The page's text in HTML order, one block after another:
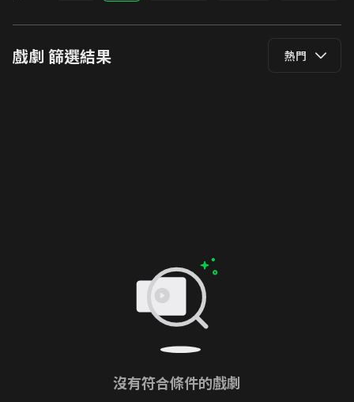
戲劇 篩選結果 熱門
沒有符合條件的戲劇